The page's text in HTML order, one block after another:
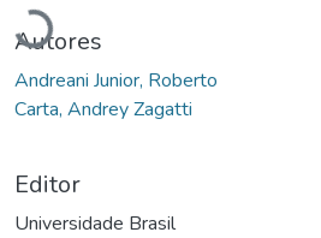
Autores
Andreani Junior, Roberto
Carta, Andrey Zagatti
Editor
Universidade Brasil